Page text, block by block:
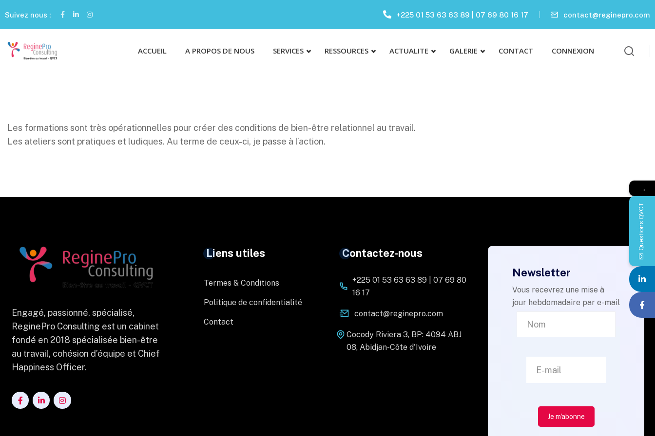
Suivez nous : +225 01 53 63 63 89 | 07 69 80 16 17 contact@reginepro.com
ACCUEIL A PROPOS DE NOUS SERVICES RESSOURCES ACTUALITE GALERIE CONTACT CONNEXION
Les formations sont très opérationnelles pour créer des conditions de bien-être relationnel au travail.
Les ateliers sont pratiques et ludiques. Au terme de ceux-ci, je passe à l’action.
Engagé, passionné, spécialisé,
ReginePro Consulting est un cabinet
fondé en 2018 spécialisée bien-être
au travail, cohésion d’équipe et Chief
Happiness Officer.
Liens utiles
Termes & Conditions
Politique de confidentialité
Contact
Contactez-nous
+225 01 53 63 63 89 | 07 69 80
16 17
contact@reginepro.com
Cocody Riviera 3, BP: 4094 ABJ
08, Abidjan-Côte d'Ivoire
Newsletter
Vous recevrez une mise à
jour hebdomadaire par e-mail
Je m'abonne
→
Questions QVCT